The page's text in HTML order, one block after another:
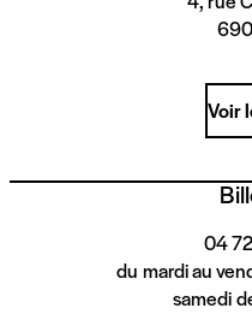
Voir
04
du mardi au
samedi